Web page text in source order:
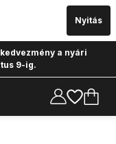
Nyitás
a nyári
9-ig.